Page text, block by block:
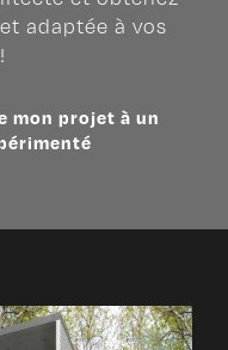
adaptée à vos
mon projet à un